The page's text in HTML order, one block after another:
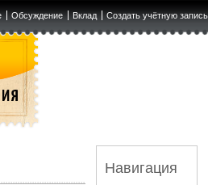
Обсуждение Вклад Создать учётную запись
Навигация